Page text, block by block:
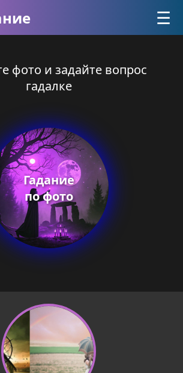
☰
фото и задайте вопрос
гадалке
Гадание
по фото